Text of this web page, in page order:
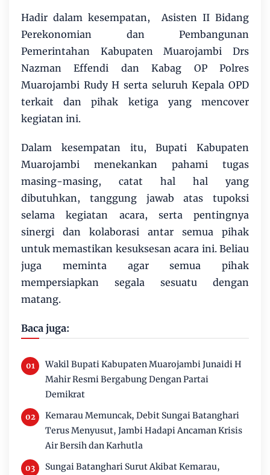
Hadir dalam kesempatan, Asisten II Bidang
Perekonomian dan Pembangunan
Pemerintahan Kabupaten Muarojambi Drs
Nazman Effendi dan Kabag OP Polres
Muarojambi Rudy H serta seluruh Kepala OPD
terkait dan pihak ketiga yang mencover
kegiatan ini.
Dalam kesempatan itu, Bupati Kabupaten
Muarojambi menekankan pahami tugas
masing-masing, catat hal hal yang
dibutuhkan, tanggung jawab atas tupoksi
selama kegiatan acara, serta pentingnya
sinergi dan kolaborasi antar semua pihak
untuk memastikan kesuksesan acara ini. Beliau
juga meminta agar semua pihak
mempersiapkan segala sesuatu dengan
matang.
Baca juga:
Wakil Bupati Kabupaten Muarojambi Junaidi H
Mahir Resmi Bergabung Dengan Partai
Demikrat
Kemarau Memuncak, Debit Sungai Batanghari
Terus Menyusut, Jambi Hadapi Ancaman Krisis
Air Bersih dan Karhutla
Sungai Batanghari Surut Akibat Kemarau,